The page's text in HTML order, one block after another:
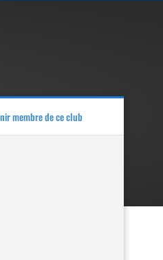
membre de ce club